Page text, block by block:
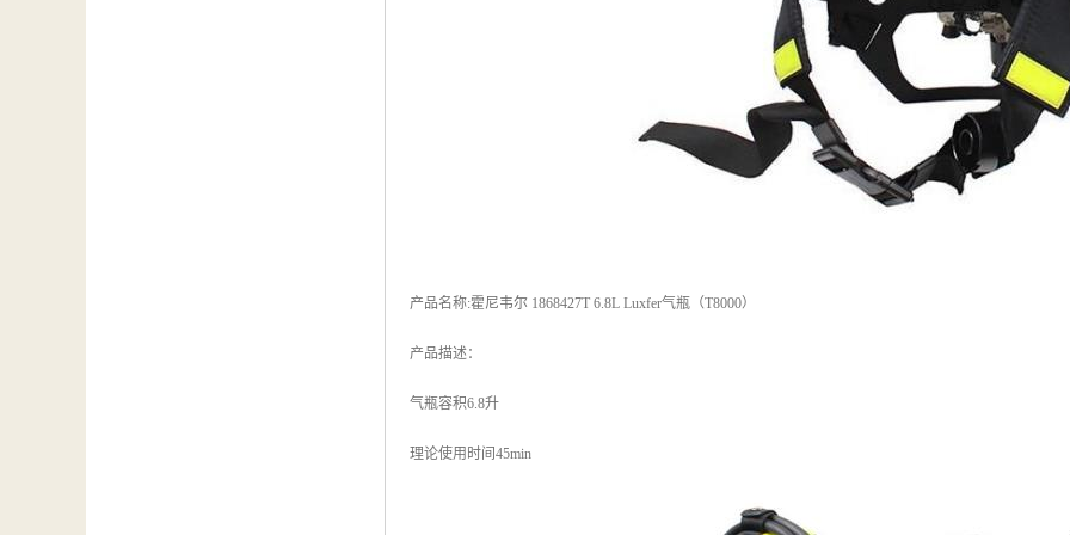
产品名称:霍尼韦尔 1868427T 6.8L Luxfer气瓶（T8000）
产品描述：
气瓶容积6.8升
理论使用时间45min